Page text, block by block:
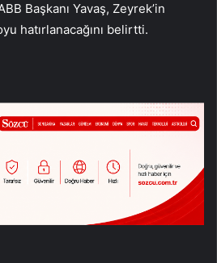
Başkanı Yavaş, Zeyrek’in
hatırlanacağını belirtti.